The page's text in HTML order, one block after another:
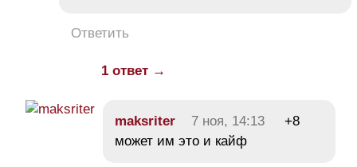
Ответить
1 ответ →
maksriter 7 ноя, 14:13
+8
может им это и кайф